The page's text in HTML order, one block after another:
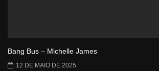
Bang Bus – Michelle James
12 DE MAIO DE 2025